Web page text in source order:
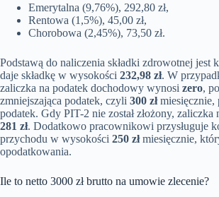
Emerytalna (9,76%), 292,80 zł,
Rentowa (1,5%), 45,00 zł,
Chorobowa (2,45%), 73,50 zł.
Podstawą do naliczenia składki zdrowotnej jest
daje składkę w wysokości 232,98 zł. W
zaliczka na podatek dochodowy wynosi zero,
zmniejszająca podatek, czyli 300 złmiesięcznie,
podatek. Gdy PIT-2 nie został złożony, zaliczka
281 zł. Dodatkowo pracownikowi przysługuje
przychodu w wysokości 250 złmiesięcznie,
opodatkowania.
Ile to netto 3000 zł brutto na umowie zlecenie?